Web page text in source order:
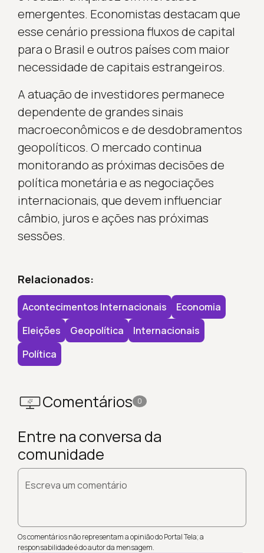
emergentes. Economistas destacam que
esse cenário pressiona fluxos de capital
para o Brasil e outros países com maior
necessidade de capitais estrangeiros.
A atuação de investidores permanece
dependente de grandes sinais
macroeconômicos e de desdobramentos
geopolíticos. O mercado continua
monitorando as próximas decisões de
política monetária e as negociações
internacionais, que devem influenciar
câmbio, juros e ações nas próximas
sessões.
Relacionados:
Acontecimentos Internacionais
Economia
Eleições
Geopolítica
Internacionais
Política
Comentários 0
Entre na conversa da
comunidade
Escreva um comentário
Os comentários não representam a opinião do Portal Tela; a
responsabilidade é do autor da mensagem.